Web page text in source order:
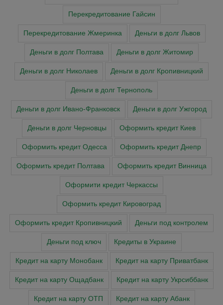
Перекредитование Гайсин
Перекредитование Жмеринка Деньги в долг Львов
Деньги в долг Полтава Деньги в долг Житомир
Деньги в долг Николаев Деньги в долг Кропивницкий
Деньги в долг Тернополь
Деньги в долг Ивано-Франковск Деньги в долг Ужгород
Деньги в долг Черновцы Оформить кредит Киев
Оформить кредит Одесса Оформить кредит Днепр
Оформить кредит Полтава Оформить кредит Винница
Оформити кредит Черкасcы
Оформить кредит Кировоград
Оформить кредит Кропивницкий Деньги под контролем
Деньги под ключ Кредиты в Украине
Кредит на карту Монобанк Кредит на карту Приватбанк
Кредит на карту Ощадбанк Кредит на карту Укрсиббанк
Кредит на карту ОТП Кредит на карту Абанк